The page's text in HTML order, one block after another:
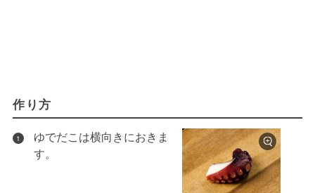
作り方
1
ゆでだこは横向きにおきま
す。